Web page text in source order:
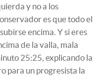
y no a los
es que todo el
encima. Y si eres
de la valla, mala
25:25, explicando la
para un progresista la